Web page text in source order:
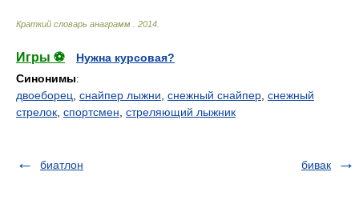
Краткий словарь анаграмм 2014
Игры ⚽
Нужна курсовая?
Синонимы:
двоеборец снайпер лыжни снежный снайпер снежный
стрелок спортсмен стреляющий лыжник
биатлон бивак